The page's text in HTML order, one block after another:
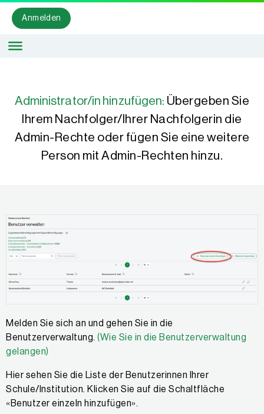
Anmelden
Administrator/in hinzufügen: Übergeben Sie
Ihrem Nachfolger/Ihrer Nachfolgerin die
Admin-Rechte oder fügen Sie eine weitere
Person mit Admin-Rechten hinzu.
Melden Sie sich an und gehen Sie in die
Benutzerverwaltung. (Wie Sie in die Benutzerverwaltung
gelangen)
Hier sehen Sie die Liste der Benutzerinnen Ihrer
Schule/Institution. Klicken Sie auf die Schaltfläche
«Benutzer einzeln hinzufügen».